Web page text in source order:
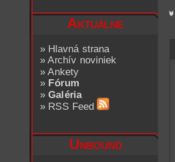
Aktuálne
» Hlavná strana
»Archív noviniek
»Ankety
» Fórum
»Galéria
» RSS Feed
Unbound